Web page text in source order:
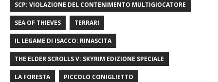
SCP: VIOLAZIONE DEL CONTENIMENTO MULTIGIOCATORE
SEA OF ​​THIEVES TERRARI
IL LEGAME DI ISACCO: RINASCITA
THE ELDER SCROLLS V: SKYRIM EDIZIONE SPECIALE
LA FORESTA PICCOLO CONIGLIETTO